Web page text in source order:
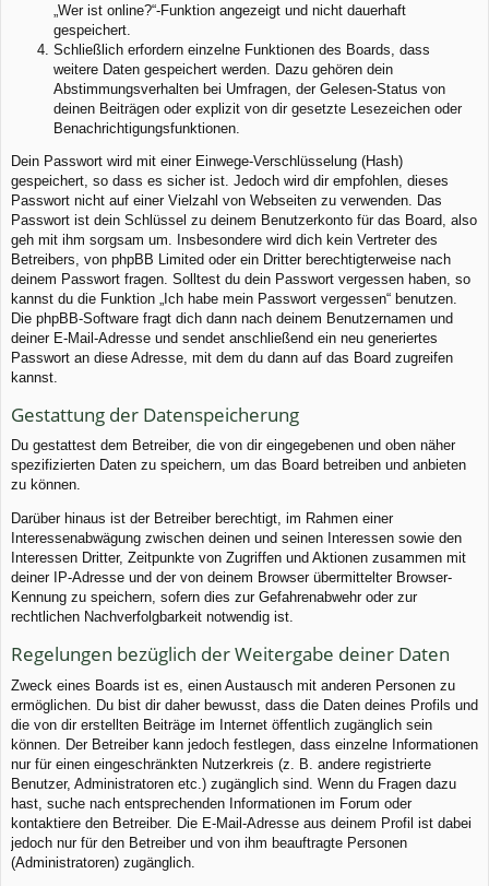
„Wer ist online?“-Funktion angezeigt und nicht dauerhaft
gespeichert.
Schließlich erfordern einzelne Funktionen des Boards, dass
weitere Daten gespeichert werden. Dazu gehören dein
Abstimmungsverhalten bei Umfragen, der Gelesen-Status von
deinen Beiträgen oder explizit von dir gesetzte Lesezeichen oder
Benachrichtigungsfunktionen.
Dein Passwort wird mit einer Einwege-Verschlüsselung (Hash)
gespeichert, so dass es sicher ist. Jedoch wird dir empfohlen, dieses
Passwort nicht auf einer Vielzahl von Webseiten zu verwenden. Das
Passwort ist dein Schlüssel zu deinem Benutzerkonto für das Board, also
geh mit ihm sorgsam um. Insbesondere wird dich kein Vertreter des
Betreibers, von phpBB Limited oder ein Dritter berechtigterweise nach
deinem Passwort fragen. Solltest du dein Passwort vergessen haben, so
kannst du die Funktion „Ich habe mein Passwort vergessen“ benutzen.
Die phpBB-Software fragt dich dann nach deinem Benutzernamen und
deiner E-Mail-Adresse und sendet anschließend ein neu generiertes
Passwort an diese Adresse, mit dem du dann auf das Board zugreifen
kannst.
Gestattung der Datenspeicherung
Du gestattest dem Betreiber, die von dir eingegebenen und oben näher
spezifizierten Daten zu speichern, um das Board betreiben und anbieten
zu können.
Darüber hinaus ist der Betreiber berechtigt, im Rahmen einer
Interessenabwägung zwischen deinen und seinen Interessen sowie den
Interessen Dritter, Zeitpunkte von Zugriffen und Aktionen zusammen mit
deiner IP-Adresse und der von deinem Browser übermittelter Browser-
Kennung zu speichern, sofern dies zur Gefahrenabwehr oder zur
rechtlichen Nachverfolgbarkeit notwendig ist.
Regelungen bezüglich der Weitergabe deiner Daten
Zweck eines Boards ist es, einen Austausch mit anderen Personen zu
ermöglichen. Du bist dir daher bewusst, dass die Daten deines Profils und
die von dir erstellten Beiträge im Internet öffentlich zugänglich sein
können. Der Betreiber kann jedoch festlegen, dass einzelne Informationen
nur für einen eingeschränkten Nutzerkreis (z. B. andere registrierte
Benutzer, Administratoren etc.) zugänglich sind. Wenn du Fragen dazu
hast, suche nach entsprechenden Informationen im Forum oder
kontaktiere den Betreiber. Die E-Mail-Adresse aus deinem Profil ist dabei
jedoch nur für den Betreiber und von ihm beauftragte Personen
(Administratoren) zugänglich.